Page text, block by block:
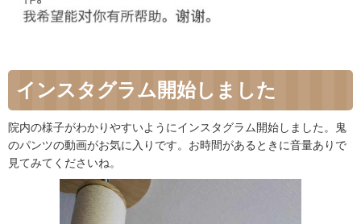
インスタグラム開始しました
院内の様子がわかりやすいようにインスタグラム開始しました。鬼
のパンツの動画がお気に入りです。お時間があるときに音量ありで
見てみてくださいね。